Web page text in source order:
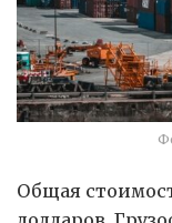
Общая